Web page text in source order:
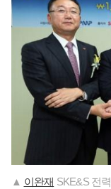
▲ 이완재 SKE&S 전